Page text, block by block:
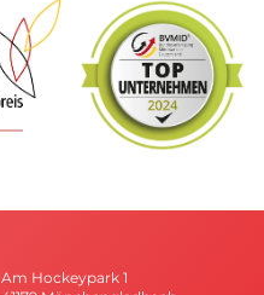
Am Hockeypark 1